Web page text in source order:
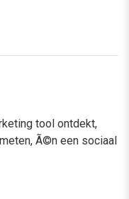
tool ontdekt,
Ã©n een sociaal